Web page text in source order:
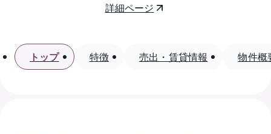
詳細ページ
トップ 特徴 売出・賃貸情報 物件概